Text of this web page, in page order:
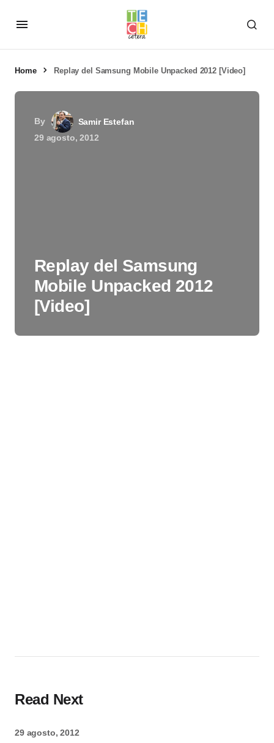
Home Replay del Samsung Mobile Unpacked 2012 [Video]
By
Samir Estefan
29 agosto, 2012
Replay del Samsung
Mobile Unpacked 2012
[Video]
Read Next
29 agosto, 2012